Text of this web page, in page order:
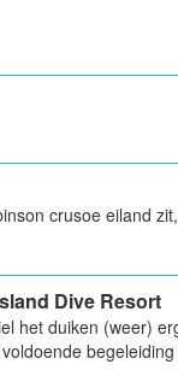
crusoe eiland
Dive Resort
het duiken (weer)